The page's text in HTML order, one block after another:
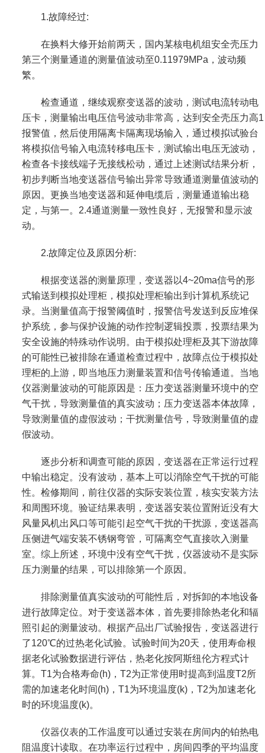
1.故障经过:
在换料大修开始前两天，国内某核电机组安全壳压力
第三个测量通道的测量值波动至0.11979MPa，波动频
繁。
检查通道，继续观察变送器的波动，测试电流转动电
压卡，测量输出电压信号波动非常高，达到安全壳压力高1
报警值，然后使用隔离卡隔离现场输入，通过模拟试验台
将模拟信号输入电流转移电压卡，测试输出电压无波动，
检查各卡接线端子无接线松动，通过上述测试结果分析，
初步判断当地变送器信号输出异常导致通道测量值波动的
原因。更换当地变送器和延伸电缆后，测量通道输出稳
定，与第一。2.4通道测量一致性良好，无报警和显示波
动。
2.故障定位及原因分析:
根据变送器的测量原理，变送器以4~20ma信号的形
式输送到模拟处理柜，模拟处理柜输出到计算机系统记
录。当测量值高于报警阈值时，报警信号发送到反应堆保
护系统，参与保护设施的动作控制逻辑投票，投票结果为
安全设施的特殊动作说明。由于模拟处理柜及其下游故障
的可能性已被排除在通道检查过程中，故障点位于模拟处
理柜的上游，即当地压力测量装置和信号传输通道。当地
仪器测量波动的可能原因是：压力变送器测量环境中的空
气干扰，导致测量值的真实波动；压力变送器本体故障，
导致测量值的虚假波动；干扰测量信号，导致测量值的虚
假波动。
逐步分析和调查可能的原因，变送器在正常运行过程
中输出稳定。没有波动，基本上可以消除空气干扰的可能
性。检修期间，前往仪器的实际安装位置，核实安装方法
和周围环境。验证结果表明，变送器安装位置附近没有大
风量风机出风口等可能引起空气干扰的干扰源，变送器高
压侧进气端安装不锈钢弯管，可隔离空气直接吹入测量
室。综上所述，环境中没有空气干扰，仪器波动不是实际
压力测量的结果，可以排除第一个原因。
排除测量值真实波动的可能性后，对拆卸的本地设备
进行故障定位。对于变送器本体，首先要排除热老化和辐
照引起的测量波动。根据产品出厂试验报告，变送器进行
了120℃的过热老化试验。试验时间为20天，使用寿命根
据老化试验数据进行评估，热老化按阿斯纽伦方程式计
算。T1为合格寿命(h)，T2为正常使用时提高到温度T2所
需的加速老化时间(h)，T1为环境温度(k)，T2为加速老化
时的环境温度(k)。
仪器仪表的工作温度可以通过安装在房间内的铂热电
阻温度计读取。在功率运行过程中，房间四季的平均温度